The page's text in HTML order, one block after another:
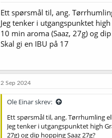
o
n
e
r
Ett spørsmål til, ang.
Jeg tenker i utgangspunktet
10 min aroma (Saaz, 27g) og
Skal gi en IBU på 17
2 Sep 2024
Ole Einar skrev:
Ett spørsmål til, ang. Tørrhumling
Jeg tenker i utgangspunktet high
27g) og dip hopping Saaz 27g?